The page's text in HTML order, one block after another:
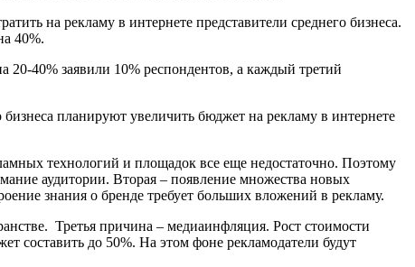
на рекламу в интернете представители среднего бизнеса.
40%.
40% заявили 10% респондентов, а каждый третий
планируют увеличить бюджет на рекламу в интернете
технологий и площадок все еще недостаточно. Поэтому
аудитории. Вторая – появление множества новых
знания о бренде требует больших вложений в рекламу.
Третья причина – медиаинфляция. Рост стоимости
составить до 50%. На этом фоне рекламодатели будут